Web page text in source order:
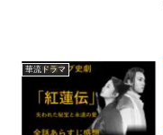
華流ドラマ